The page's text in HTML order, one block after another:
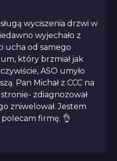
wyciszenia drzwi w
wyjechało z
ucha od samego
który brzmiał jak
ASO umyło
Pan Michał z CCC na
zdiagnozował
zniwelował. Jestem
firmę. 👌